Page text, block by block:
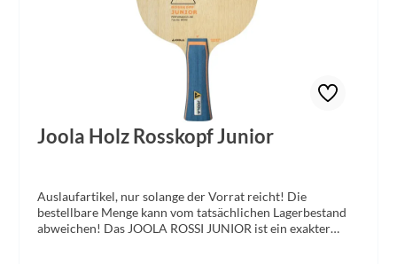
Joola Holz Rosskopf Junior
Auslaufartikel, nur solange der Vorrat reicht! Die
bestellbare Menge kann vom tatsächlichen Lagerbestand
abweichen! Das JOOLA ROSSI JUNIOR ist ein exakter